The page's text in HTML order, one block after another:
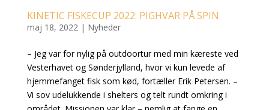
KINETIC FISKECUP 2022: PIGHVAR PÅ SPIN
maj 18, 2022| Nyheder
– Jeg var for nylig på outdoortur med min kæreste ved
Vesterhavet og Sønderjylland, hvor vi kun levede af
hjemmefanget fisk som kød, fortæller Erik Petersen. –
Vi sov udelukkende i shelters og telt rundt omkring i